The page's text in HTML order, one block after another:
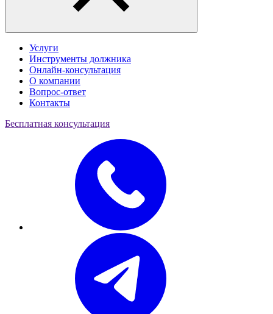
Услуги
Инструменты должника
Онлайн-консультация
О компании
Вопрос-ответ
Контакты
Бесплатная консультация